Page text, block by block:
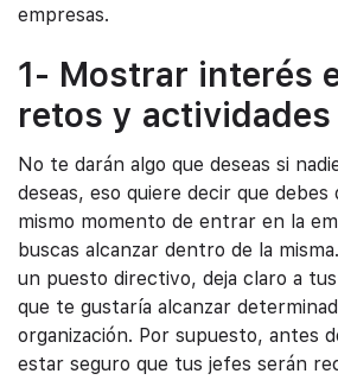
empresas.
1- Mostrar interés
retos y actividades
No te darán algo que deseas si
deseas, eso quiere decir que debes
mismo momento de entrar en la
buscas alcanzar dentro de la
un puesto directivo, deja claro a
que te gustaría alcanzar
organización. Por supuesto, antes
estar seguro que tus jefes serán